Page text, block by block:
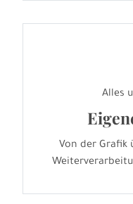
Alles
Von der Grafik